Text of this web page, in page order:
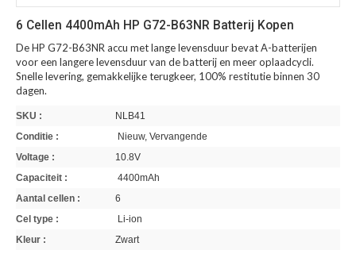
6 Cellen 4400mAh HP G72-B63NR Batterij Kopen
De HP G72-B63NR accu met lange levensduur bevat A-batterijen
voor een langere levensduur van de batterij en meer oplaadcycli.
Snelle levering, gemakkelijke terugkeer, 100% restitutie binnen 30
dagen.
SKU :
NLB41
Conditie :
Nieuw, Vervangende
Voltage :
10.8V
Capaciteit :
4400mAh
Aantal cellen :
6
Cel type :
Li-ion
Kleur :
Zwart